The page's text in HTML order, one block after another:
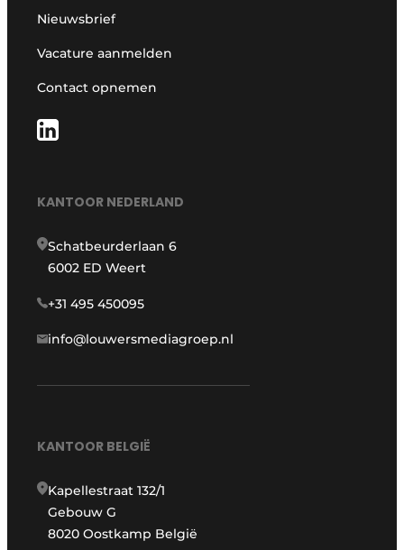
Nieuwsbrief
Vacature aanmelden
Contact opnemen
KANTOOR NEDERLAND
Schatbeurderlaan 6
6002 ED Weert
+31 495 450095
info@louwersmediagroep.nl
KANTOOR BELGIË
Kapellestraat 132/1
Gebouw G
8020 Oostkamp België